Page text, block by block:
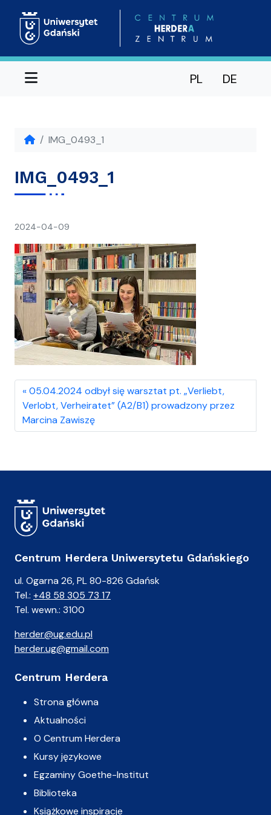
Menu PL DE
IMG_0493_1
IMG_0493_1
2024-04-09
05.04.2024 odbył się warsztat pt. „Verliebt,
Verlobt, Verheiratet” (A2/B1) prowadzony przez
Marcina Zawiszę
Centrum Herdera Uniwersytetu Gdańskiego
ul. Ogarna 26, PL 80-826 Gdańsk
Tel.: +48 58 305 73 17
Tel. wewn.: 3100
herder@ug.edu.pl
herder.ug@gmail.com
Centrum Herdera
Strona główna
Aktualności
O Centrum Herdera
Kursy językowe
Egzaminy Goethe-Institut
Biblioteka
Książkowe inspiracje